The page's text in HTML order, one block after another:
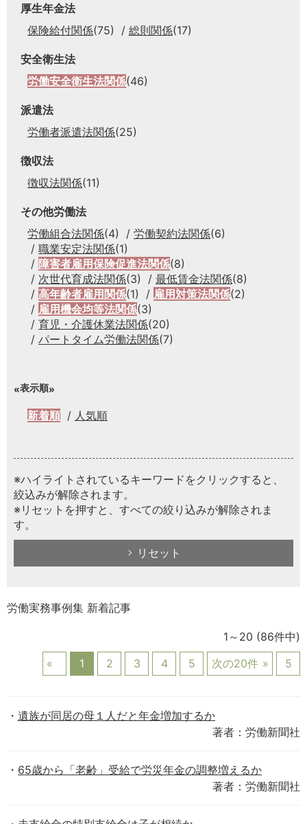
厚生年金法
保険給付関係(75) 総則関係(17)
安全衛生法
労働安全衛生法関係(46)
派遣法
労働者派遣法関係(25)
徴収法
徴収法関係(11)
その他労働法
労働組合法関係(4) 労働契約法関係(6)
職業安定法関係(1)
障害者雇用保険促進法関係(8)
次世代育成法関係(3) 最低賃金法関係(8)
高年齢者雇用関係(1) 雇用対策法関係(2)
雇用機会均等法関係(3)
育児・介護休業法関係(20)
パートタイム労働法関係(7)
表示順
新着順 人気順
※ハイライトされているキーワードをクリックすると、
絞込みが解除されます。
※リセットを押すと、すべての絞り込みが解除されま
す。
リセット
労働実務事例集 新着記事
1～20 (86件中)
1
2 3 4 5 次の20件 5
遺族が同居の母１人だと年金増加するか
著者：労働新聞社
65歳から「老齢」受給で労災年金の調整増えるか
著者：労働新聞社